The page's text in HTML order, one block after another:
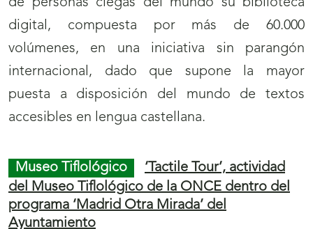
La ONCE dedicará el cupón
correspondiente
al sorteo del martes 15 de octubre a la
Sociedad Bilbaína con motivo del 180º
ONCE ha emitido un total de 5,5 millones de
cupones que comercializará a través de los
cerca de 20.000 agentes vendedores de todo el